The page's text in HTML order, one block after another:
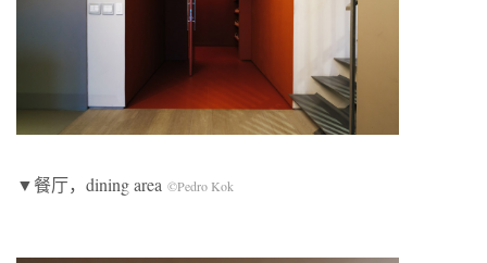
▼餐厅，dining area ©Pedro Kok